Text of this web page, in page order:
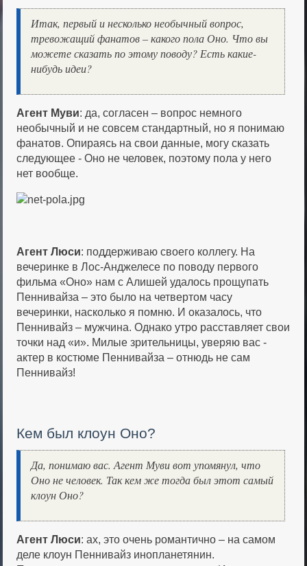
Итак, первый и несколько необычный вопрос,
тревожащий фанатов – какого пола Оно. Что вы
можете сказать по этому поводу? Есть какие-
нибудь идеи?
Агент Муви: да, согласен – вопрос немного
необычный и не совсем стандартный, но я понимаю
фанатов. Опираясь на свои данные, могу сказать
следующее - Оно не человек, поэтому пола у него
нет вообще.
Агент Люси: поддерживаю своего коллегу. На
вечеринке в Лос-Анджелесе по поводу первого
фильма «Оно» нам с Алишей удалось прощупать
Пеннивайза – это было на четвертом часу
вечеринки, насколько я помню. И оказалось, что
Пеннивайз – мужчина. Однако утро расставляет свои
точки над «и». Милые зрительницы, уверяю вас -
актер в костюме Пеннивайза – отнюдь не сам
Пеннивайз!
Кем был клоун Оно?
Да, понимаю вас. Агент Муви вот упомянул, что
Оно не человек. Так кем же тогда был этот самый
клоун Оно?
Агент Люси: ах, это очень романтично – на самом
деле клоун Пеннивайз инопланетянин.